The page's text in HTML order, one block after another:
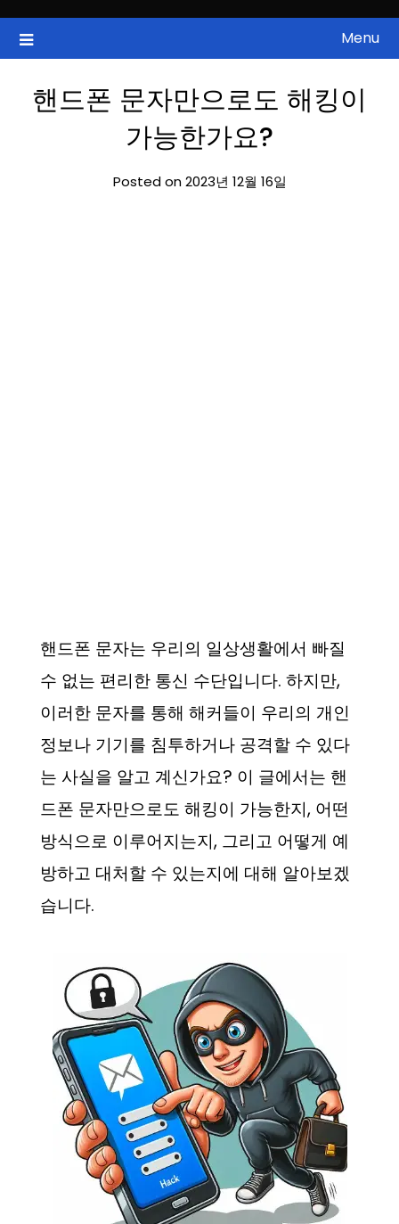
content
ZAN 주식정보
국내증시, 해외증시, 급등주, 낙폭과대, 골든크로스, 상한가, 하한가 등
의 주식 정보.
Menu
핸드폰 문자만으로도 해킹이
가능한가요?
Posted on 2023년 12월 16일
핸드폰 문자는 우리의 일상생활에서 빠질
수 없는 편리한 통신 수단입니다. 하지만,
이러한 문자를 통해 해커들이 우리의 개인
정보나 기기를 침투하거나 공격할 수 있다
는 사실을 알고 계신가요? 이 글에서는 핸
드폰 문자만으로도 해킹이 가능한지, 어떤
방식으로 이루어지는지, 그리고 어떻게 예
방하고 대처할 수 있는지에 대해 알아보겠
습니다.